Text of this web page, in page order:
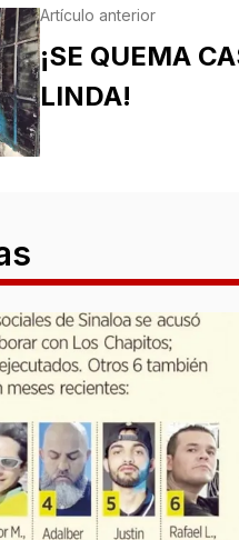
Artículo anterior
¡SE QUEMA
LINDA!